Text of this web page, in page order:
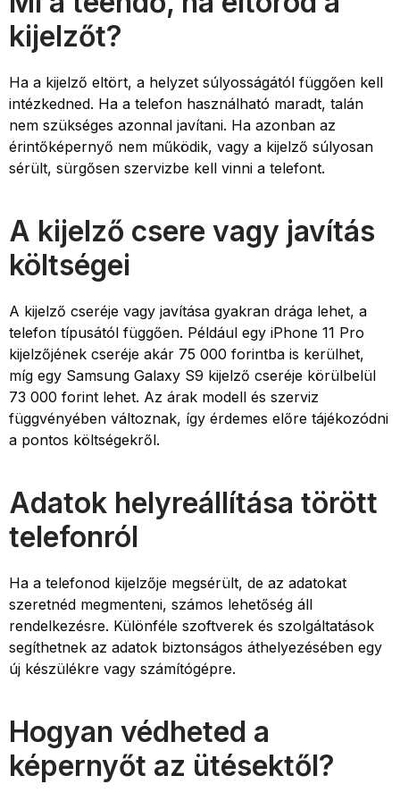
kijelzőt?
Ha a kijelző eltört, a helyzet súlyosságától függően kell
intézkedned. Ha a telefon használható maradt, talán
nem szükséges azonnal javítani. Ha azonban az
érintőképernyő nem működik, vagy a kijelző súlyosan
sérült, sürgősen szervizbe kell vinni a telefont.
A kijelző csere vagy javítás
költségei
A kijelző cseréje vagy javítása gyakran drága lehet, a
telefon típusától függően. Például egy iPhone 11 Pro
kijelzőjének cseréje akár 75 000 forintba is kerülhet,
míg egy Samsung Galaxy S9 kijelző cseréje körülbelül
73 000 forint lehet. Az árak modell és szerviz
függvényében változnak, így érdemes előre tájékozódni
a pontos költségekről.
Adatok helyreállítása törött
telefonról
Ha a telefonod kijelzője megsérült, de az adatokat
szeretnéd megmenteni, számos lehetőség áll
rendelkezésre. Különféle szoftverek és szolgáltatások
segíthetnek az adatok biztonságos áthelyezésében egy
új készülékre vagy számítógépre.
Hogyan védheted a
képernyőt az ütésektől?